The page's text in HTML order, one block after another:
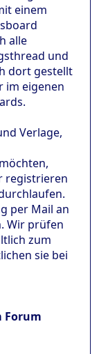
einem
alle
und
dort gestellt
im eigenen
Verlage,
registrieren
per Mail an
Wir prüfen
zum
sie bei
Forum